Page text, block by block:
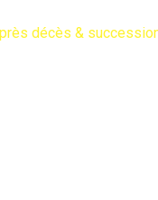
décès &